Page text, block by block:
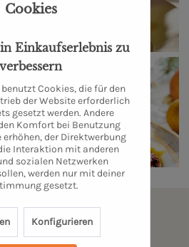
abonnieren & kein
verpassen
Cookies
Einkaufserlebnis zu
verbessern
Cookies, die für den
der Website erforderlich
gesetzt werden. Andere
Komfort bei Benutzung
erhöhen, der Direktwerbung
Interaktion mit anderen
sozialen Netzwerken
werden nur mit deiner
gesetzt.
Konfigurieren